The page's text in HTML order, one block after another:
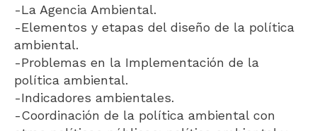
-La Agencia Ambiental.
-Elementos y etapas del diseño de la política
ambiental.
-Problemas en la Implementación de la
política ambiental.
-Indicadores ambientales.
-Coordinación de la política ambiental con